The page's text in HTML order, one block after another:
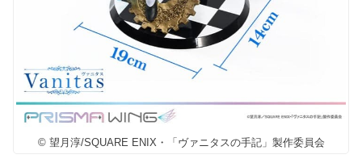
© 望月淳/SQUARE ENIX・「ヴァニタスの手記」製作委員会